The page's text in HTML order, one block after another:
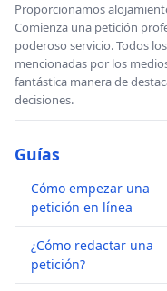
Proporcionamos
Comienza una petición
poderoso servicio. Todos
mencionadas por los
fantástica manera de
decisiones.
Guías
Cómo empezar una
petición en línea
¿Cómo redactar una
petición?